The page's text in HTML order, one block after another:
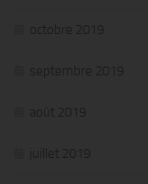
octobre 2019
septembre 2019
août 2019
juillet 2019